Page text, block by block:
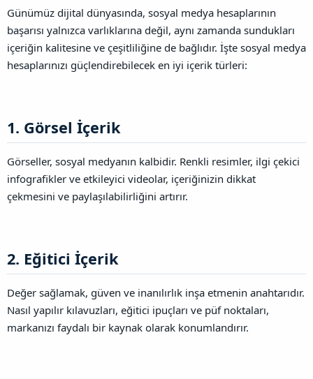
a
n
ı
s
o
p
a
l
a
Günümüz dijital dünyasında, sosyal medya hesaplarının
başarısı yalnızca varlıklarına değil, aynı zamanda sundukları
içeriğin kalitesine ve çeşitliliğine de bağlıdır. İşte sosyal medya
hesaplarınızı güçlendirebilecek en iyi içerik türleri:
1. Görsel İçerik​
Görseller, sosyal medyanın kalbidir. Renkli resimler, ilgi çekici
infografikler ve etkileyici videolar, içeriğinizin dikkat
çekmesini ve paylaşılabilirliğini artırır.
2. Eğitici İçerik​
Değer sağlamak, güven ve inanılırlık inşa etmenin anahtarıdır.
Nasıl yapılır kılavuzları, eğitici ipuçları ve püf noktaları,
markanızı faydalı bir kaynak olarak konumlandırır.